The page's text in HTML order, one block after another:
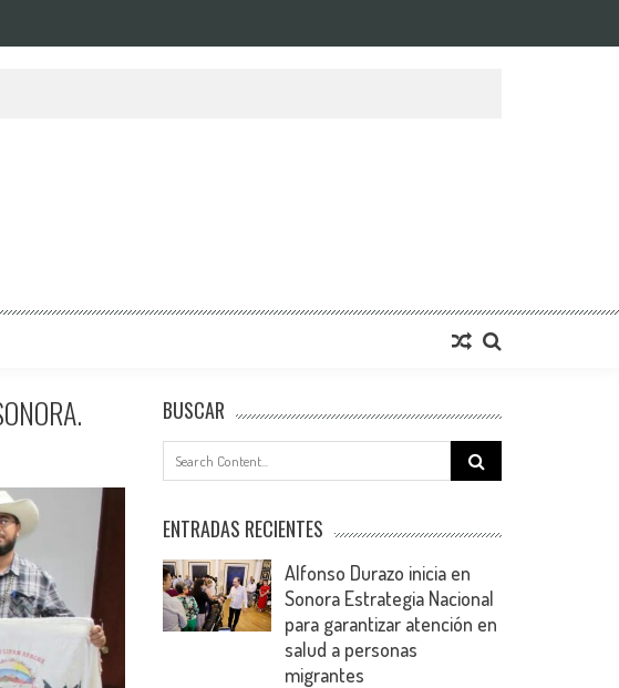
BUSCAR
Search
for:
ENTRADAS RECIENTES
Alfonso Durazo inicia en
Sonora Estrategia Nacional
para garantizar atención en
salud a personas
migrantes